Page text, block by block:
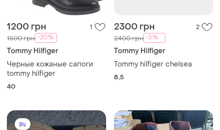
1200 грн 1
1500 грн -20%
Tommy Hilfiger
Черные кожаные сапоги
tommy hilfiger
40
2300 грн 2
2400 грн -5%
Tommy Hilfiger
Tommy hilfiger chelsea
8,5